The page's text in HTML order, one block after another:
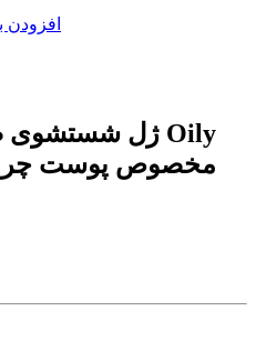
افزودن
مخصوص پوست